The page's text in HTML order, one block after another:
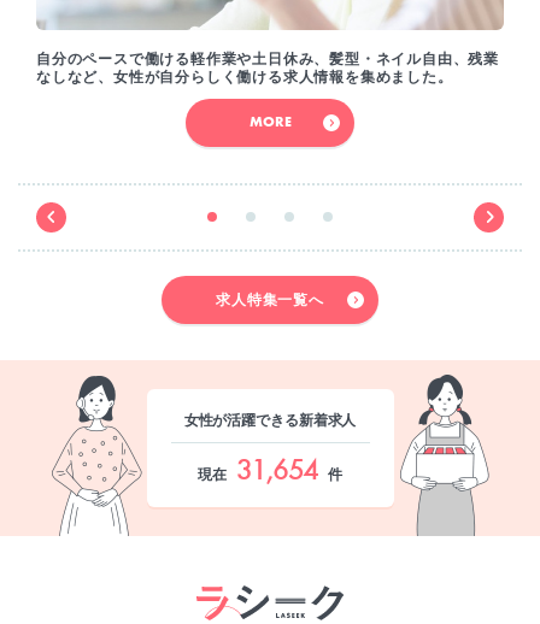
自分のペースで働ける軽作業や土日休み、髪型・ネイル自由、残業
なしなど、女性が自分らしく働ける求人情報を集めました。
MORE
求人特集一覧へ
女性が活躍できる新着求人
現在 31,654 件